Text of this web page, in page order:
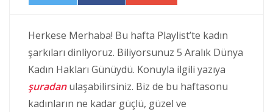
Herkese Merhaba! Bu hafta Playlist’te kadın
şarkıları dinliyoruz. Biliyorsunuz 5 Aralık Dünya
Kadın Hakları Günüydü. Konuyla ilgili yazıya
şuradanulaşabilirsiniz. Biz de bu haftasonu
kadınların ne kadar güçlü, güzel ve